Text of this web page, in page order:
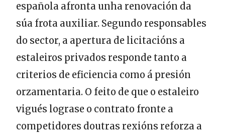
española afronta unha renovación da
súa frota auxiliar. Segundo responsables
do sector, a apertura de licitacións a
estaleiros privados responde tanto a
criterios de eficiencia como á presión
orzamentaria. O feito de que o estaleiro
vigués lograse o contrato fronte a
competidores doutras rexións reforza a